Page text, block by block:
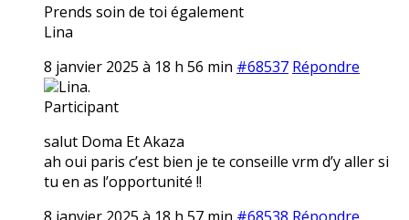
Prends soin de toi également
Lina
8 janvier 2025 à 18 h 56 min #68537 Répondre
Lina.
Participant
salut Doma Et Akaza
ah oui paris c’est bien je te conseille vrm d’y aller si
tu en as l’opportunité !!